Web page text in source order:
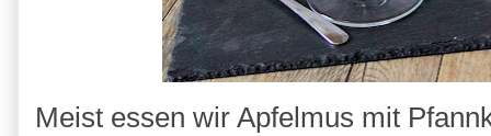
Meist essen wir Apfelmus mit